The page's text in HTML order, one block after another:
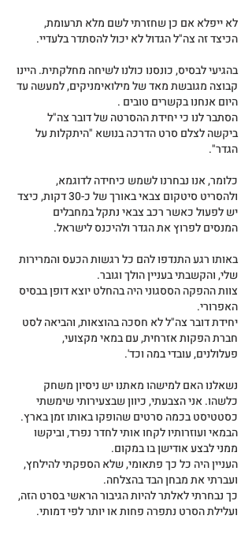
לא ייפלא אם כן שחזרתי לשם מלא תרעומת,
הכיצד זה צה"ל הגדול לא יכול להסתדר בלעדיי.
בהגיעי לבסיס, כונסנו כולנו לשיחה מחלקתית. היינו
קבוצה מגובשת מאד של מילואימניקים, למעשה עד
היום אנחנו בקשרים טובים .
הסתבר לנו כי יחידת ההסרטה של דובר צה"ל
ביקשה לצלם סרט הדרכה בנושא "היתקלות על
הגדר".
כלומר, אנו נבחרנו לשמש כיחידה לדוגמא,
ולהסריט סיטקום צבאי באורך של כ-30 דקות, כיצד
יש לפעול כאשר רכב צבאי נתקל במחבלים
המנסים לפרוץ את הגדר ולהיכנס לישראל.
באותו רגע התנדפו להם כל רגשות הכעס והמרירות
שלי, והקשבתי בעניין הולך וגובר.
צוות ההפקה הססגוני היה בהחלט יוצא דופן בבסיס
האפרורי.
יחידת דובר צה"ל לא חסכה בהוצאות, והביאה לסט
חברת הפקות אזרחית, עם במאי מקצועי,
פעלולנים, עובדי במה וכד'.
נשאלנו האם למישהו מאתנו יש ניסיון משחק
כלשהו. אני הצבעתי, כיוון שבצעירותי שימשתי
כסטטיסט בכמה סרטים שהופקו באותו זמן בארץ.
הבמאי ועוזרותיו לקחו אותי לחדר נפרד, וביקשו
ממני לבצע אודישן בו במקום.
העניין היה כל כך פתאומי, שלא הספקתי להילחץ,
ועברתי את מבחן הבד בהצלחה.
כך נבחרתי לאלתר להיות הגיבור הראשי בסרט הזה,
ועלילת הסרט נתפרה פחות או יותר לפי דמותי.